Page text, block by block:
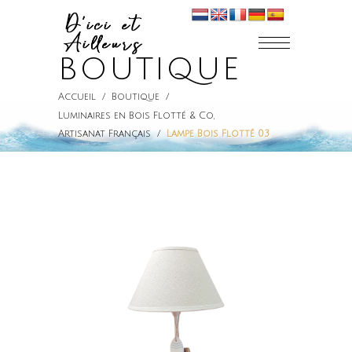
BOUTIQUE
Accueil / Boutique /
Luminaires en Bois Flotté & Co,
Artisanat Français/ Lampe Bois Flotté 03